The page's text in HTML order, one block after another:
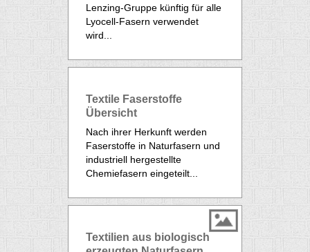
Lenzing-Gruppe künftig für alle
Lyocell-Fasern verwendet
wird...
Textile Faserstoffe
Übersicht
Nach ihrer Herkunft werden
Faserstoffe in Naturfasern und
industriell hergestellte
Chemiefasern eingeteilt...
Textilien aus biologisch